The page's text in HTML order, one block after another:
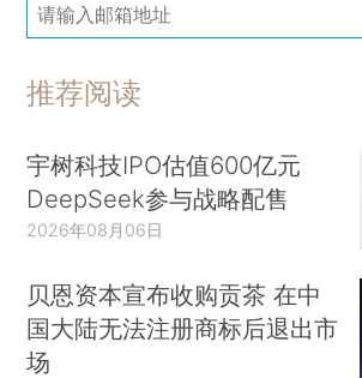
推荐阅读
宇树科技IPO估值600亿元
DeepSeek参与战略配售
2026年08月06日
贝恩资本宣布收购贡茶 在中
国大陆无法注册商标后退出市
场